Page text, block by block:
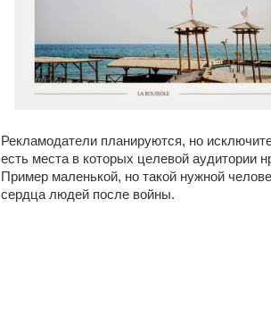
Рекламодатели планируются, но
есть места в которых целевой аудитории
Пример маленькой, но такой нужной
сердца людей после войны.